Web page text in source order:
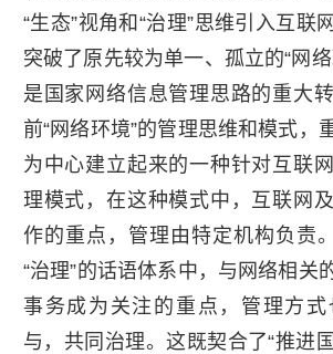
“生态”视角和“治理”思维引入互联
突破了原先较为单一、孤立的“网
是国家网络信息管理思路的重大
前“网络环境”的管理思维和模式，
为中心建立起来的一种针对互联
理模式，在这种模式中，互联网
作的重点，管理由特定机构负责
“治理”的话语体系中，与网络相关
事务成为关注的重点，管理方式
与，共同治理。这既契合了“推进